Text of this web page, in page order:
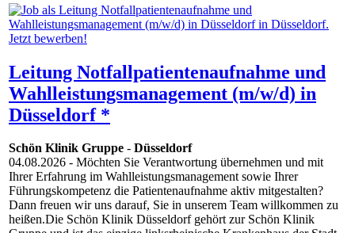
Leitung Notfallpatientenaufnahme und
Wahlleistungsmanagement (m/w/d) in
Düsseldorf *
Schön Klinik Gruppe - Düsseldorf
04.08.2026 - Möchten Sie Verantwortung übernehmen und mit
Ihrer Erfahrung im Wahlleistungsmanagement sowie Ihrer
Führungskompetenz die Patientenaufnahme aktiv mitgestalten?
Dann freuen wir uns darauf, Sie in unserem Team willkommen zu
heißen.Die Schön Klinik Düsseldorf gehört zur Schön Klinik